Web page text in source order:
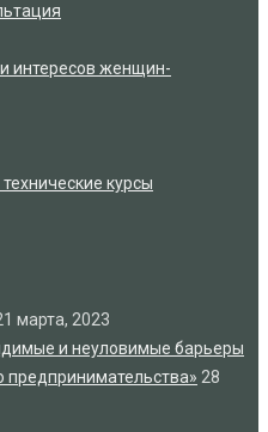
интересов женщин-
курсы
марта, 2023
и неуловимые барьеры
предпринимательства» 28